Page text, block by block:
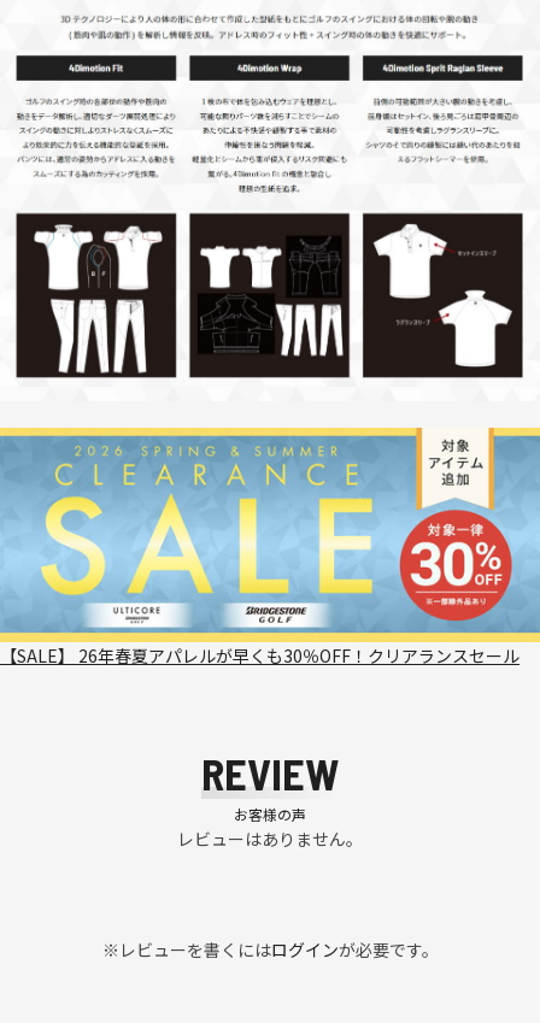
【SALE】 26年春夏アパレルが早くも30％OFF！クリアランスセール
REVIEW
お客様の声
レビューはありません。
※レビューを書くにはログインが必要です。